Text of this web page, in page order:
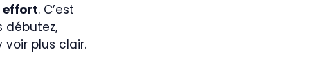
effort. C’est
débutez,
voir plus clair.